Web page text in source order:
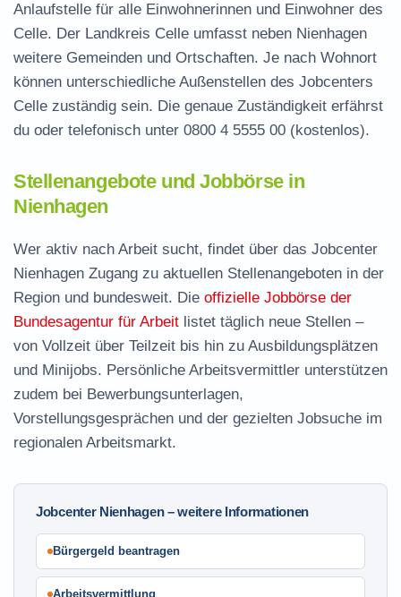
Anlaufstelle für alle Einwohnerinnen und Einwohner des
Celle. Der Landkreis Celle umfasst neben Nienhagen
weitere Gemeinden und Ortschaften. Je nach Wohnort
können unterschiedliche Außenstellen des Jobcenters
Celle zuständig sein. Die genaue Zuständigkeit erfährst
du oder telefonisch unter 0800 4 5555 00 (kostenlos).
Stellenangebote und Jobbörse in
Nienhagen
Wer aktiv nach Arbeit sucht, findet über das Jobcenter
Nienhagen Zugang zu aktuellen Stellenangeboten in der
Region und bundesweit. Die offizielle Jobbörse der
Bundesagentur für Arbeit listet täglich neue Stellen –
von Vollzeit über Teilzeit bis hin zu Ausbildungsplätzen
und Minijobs. Persönliche Arbeitsvermittler unterstützen
zudem bei Bewerbungsunterlagen,
Vorstellungsgesprächen und der gezielten Jobsuche im
regionalen Arbeitsmarkt.
Jobcenter Nienhagen – weitere Informationen
Bürgergeld beantragen
Arbeitsvermittlung